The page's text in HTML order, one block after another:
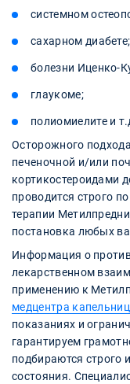
системном
сахарном диабете;
болезни Иценко-
глаукоме;
полиомиелите и
Осторожного
печеночной и/или
кортикостероидами
проводится строго
терапии
постановка любых
Информация о
лекарственном
применению к
медцентра капельниц
показаниях и
гарантируем
подбираются строго
состояния.